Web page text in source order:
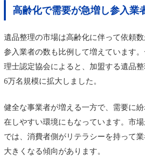
高齢化で需要が急増し参入業
遺品整理の市場は高齢化に伴って依頼数
参入業者の数も比例して増えています
理士認定協会によると、加盟する遺品
6万名規模に拡大しました。
健全な事業者が増える一方で、需要に
在しやすい環境にもなっています。市
では、消費者側がリテラシーを持って
大きくなる傾向があります。